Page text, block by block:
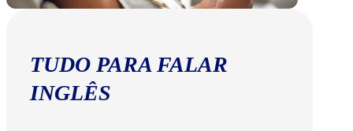
TUDO PARA FALAR
INGLÊS